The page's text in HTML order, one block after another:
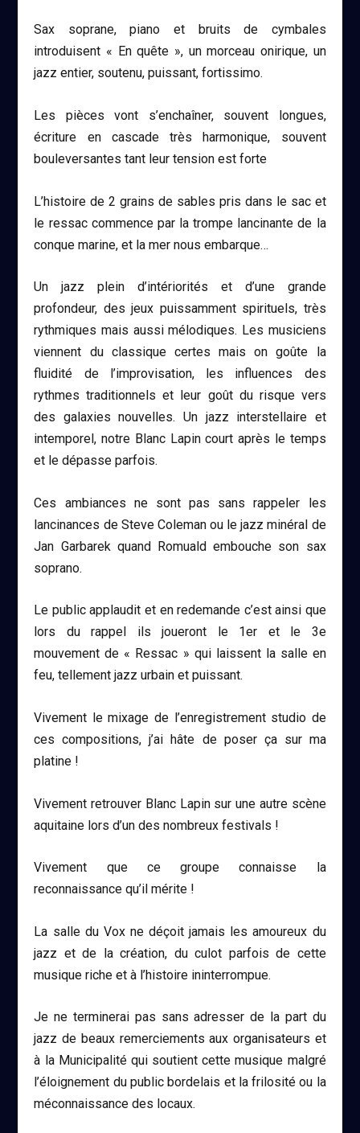
Sax soprane, piano et bruits de cymbales
introduisent « En quête », un morceau onirique, un
jazz entier, soutenu, puissant, fortissimo.
Les pièces vont s’enchaîner, souvent longues,
écriture en cascade très harmonique, souvent
bouleversantes tant leur tension est forte
L’histoire de 2 grains de sables pris dans le sac et
le ressac commence par la trompe lancinante de la
conque marine, et la mer nous embarque…
Un jazz plein d’intériorités et d’une grande
profondeur, des jeux puissamment spirituels, très
rythmiques mais aussi mélodiques. Les musiciens
viennent du classique certes mais on goûte la
fluidité de l’improvisation, les influences des
rythmes traditionnels et leur goût du risque vers
des galaxies nouvelles. Un jazz interstellaire et
intemporel, notre Blanc Lapin court après le temps
et le dépasse parfois.
Ces ambiances ne sont pas sans rappeler les
lancinances de Steve Coleman ou le jazz minéral de
Jan Garbarek quand Romuald embouche son sax
soprano.
Le public applaudit et en redemande c’est ainsi que
lors du rappel ils joueront le 1er et le 3e
mouvement de « Ressac » qui laissent la salle en
feu, tellement jazz urbain et puissant.
Vivement le mixage de l’enregistrement studio de
ces compositions, j’ai hâte de poser ça sur ma
platine !
Vivement retrouver Blanc Lapin sur une autre scène
aquitaine lors d’un des nombreux festivals !
Vivement que ce groupe connaisse la
reconnaissance qu’il mérite !
La salle du Vox ne déçoit jamais les amoureux du
jazz et de la création, du culot parfois de cette
musique riche et à l’histoire ininterrompue.
Je ne terminerai pas sans adresser de la part du
jazz de beaux remerciements aux organisateurs et
à la Municipalité qui soutient cette musique malgré
l’éloignement du public bordelais et la frilosité ou la
méconnaissance des locaux.